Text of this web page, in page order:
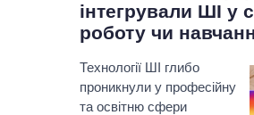
інтегрували ШІ у
роботу чи
Технології ШІ глибо
проникнули у професійну
та освітню сфери